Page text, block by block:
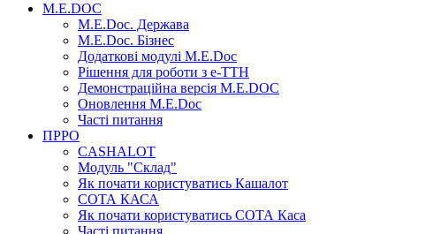
M.E.DOC
M.E.Doc. Держава
M.E.Doc. Бізнес
Додаткові модулі M.E.Doc
Рішення для роботи з е-ТТН
Демонстраційна версія M.E.DOC
Оновлення M.E.Doc
Часті питання
ПРРО
CASHALOT
Модуль "Склад"
Як почати користуватись Кашалот
СОТА КАСА
Як почати користуватись СОТА Каса
Часті питання